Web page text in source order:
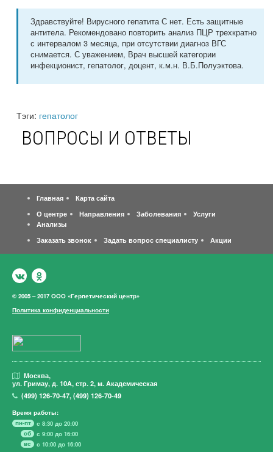
Здравствуйте! Вирусного гепатита С нет. Есть защитные
антитела. Рекомендовано повторить анализ ПЦР трехкратно
с интервалом 3 месяца, при отсутствии диагноз ВГС
снимается. С уважением, Врач высшей категории
инфекционист, гепатолог, доцент, к.м.н. В.Б.Полуэктова.
Тэги: гепатолог
ВОПРОСЫ И ОТВЕТЫ
Главная
Карта сайта
О центре
Направления Заболевания
Услуги
Анализы
Заказать звонок
Задать вопрос специалисту Акции
© 2005 – 2017 ООО «Герпетический центр»
Политика конфиденциальности
Москва,
ул. Гримау,д. 10А, стр. 2, м. Академическая
(499)126-70-47,(499)126-70-49
Время работы:
пн-пт
с 8:30 до 20:00
сб
с 9:00 до 16:00
вс
с 10:00 до 16:00